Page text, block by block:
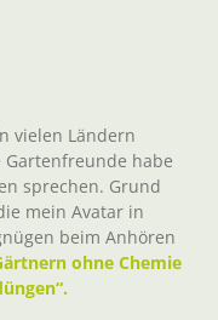
vielen Ländern
habe
sprechen. Grund
mein Avatar in
beim Anhören
ohne Chemie